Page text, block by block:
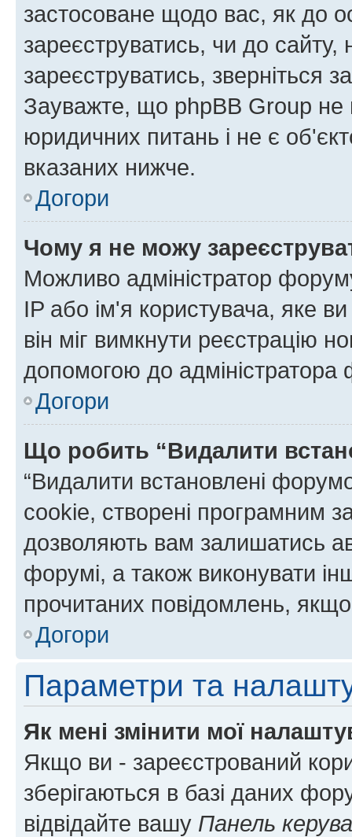
застосоване щодо вас, як до
зареєструватись, чи до
зареєструватись, зверніться
Зауважте, що phpBB Group не
юридичних питань і не є
вказаних нижче.
Догори
Чому я не можу
Можливо адміністратор
IP або ім'я користувача, яке
він міг вимкнути реєстрацію
допомогою до адміністратора
Догори
Що робить “Видалити
“Видалити встановлені
cookie, створені програмним
дозволяють вам залишатись
форумі, а також виконувати
прочитаних повідомлень,
Догори
Параметри та
Як мені змінити мої
Якщо ви - зареєстрований
зберігаються в базі даних
відвідайте вашу Панель